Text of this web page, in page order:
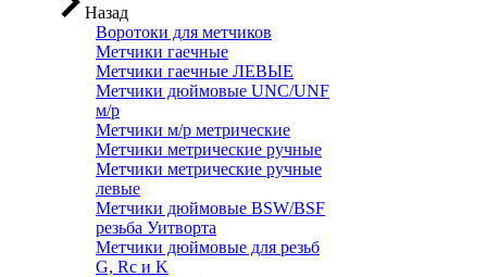
Назад
Воротоки для метчиков
Метчики гаечные
Метчики гаечные ЛЕВЫЕ
Метчики дюймовые UNC/UNF
м/р
Метчики м/р метрические
Метчики метрические ручные
Метчики метрические ручные
левые
Метчики дюймовые BSW/BSF
резьба Уитворта
Метчики дюймовые для резьб
G, Rc и K